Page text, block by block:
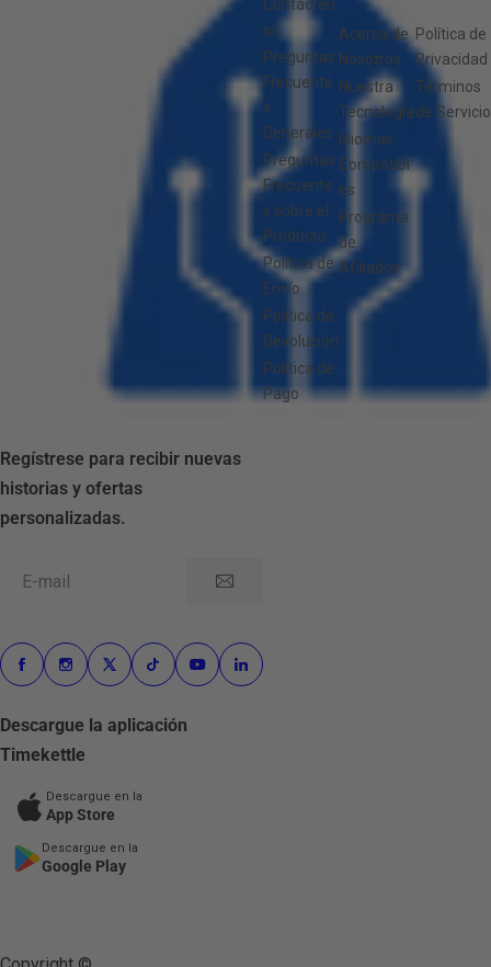
Regístrese para recibir nuevas
historias y ofertas
personalizadas.
E-mail
Descargue la aplicación
Timekettle
Descargue en la
App Store
Descargue en la
Google Play
Contácten
os
Preguntas
Frecuente
s
Generales
Preguntas
Frecuente
s sobre el
Producto
Política de
Envío
Política de
Devolución
Política de
Pago
Acerca de
Nosotros
Nuestra
Tecnología
Idiomas
Compatibl
es
Programa
de
Afiliados
Política de
Privacidad
Términos
de Servicio